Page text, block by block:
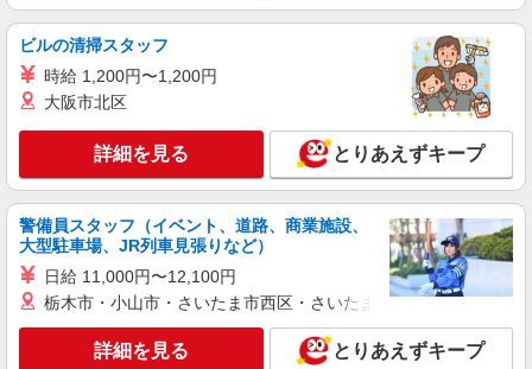
紹介予定派遣
株式会社シエロ
【au】人気機種に詳しくなれる携帯販売
時給1400〜1600円（経験・能力による） ※残
業代支給 ★交通費別途支給（規定あり） ゜
+゜・。○。・゜+゜・。○。・゜+゜ 入社祝い金10
万円支給(規定有) お友達を紹介頂くと, インセンテ
ィブ支給(規定有) ★月2回払い・週払い可能（規程
有）★ ゜・。○。・゜+゜・。○。・゜+゜
岐阜県岐阜市の携帯ショップ
詳細を見る
紹介予定派遣
株式会社シエロ
【docomo】人気機種に詳しくなれる携帯販売
時給1550円〜 ※残業代支給 ★交通費別途支給
（規定あり） ゜+゜・。○。・゜+゜・。○。・゜
ビルの清掃スタッフ
時給 1,200円〜1,200円
大阪市北区
詳細を見る とりあえずキープ
警備員スタッフ（イベント、道路、商業施設、
大型駐車場、JR列車見張りなど）
日給 11,000円〜12,100円
栃木市・小山市・さいたま市西区・さいたま市岩槻区・久喜市・
詳細を見る とりあえずキープ